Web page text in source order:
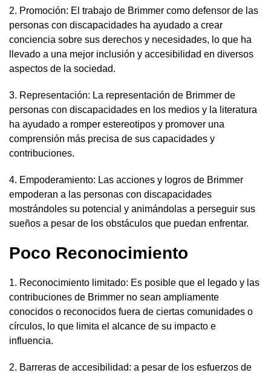
2. Promoción: El trabajo de Brimmer como defensor de las
personas con discapacidades ha ayudado a crear
conciencia sobre sus derechos y necesidades, lo que ha
llevado a una mejor inclusión y accesibilidad en diversos
aspectos de la sociedad.
3. Representación: La representación de Brimmer de
personas con discapacidades en los medios y la literatura
ha ayudado a romper estereotipos y promover una
comprensión más precisa de sus capacidades y
contribuciones.
4. Empoderamiento: Las acciones y logros de Brimmer
empoderan a las personas con discapacidades
mostrándoles su potencial y animándolas a perseguir sus
sueños a pesar de los obstáculos que puedan enfrentar.
Poco Reconocimiento
1. Reconocimiento limitado: Es posible que el legado y las
contribuciones de Brimmer no sean ampliamente
conocidos o reconocidos fuera de ciertas comunidades o
círculos, lo que limita el alcance de su impacto e
influencia.
2. Barreras de accesibilidad: a pesar de los esfuerzos de